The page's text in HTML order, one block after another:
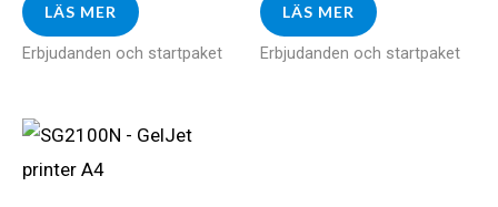
LÄS MER
Erbjudanden och startpaket
LÄS MER
Erbjudanden och startpaket